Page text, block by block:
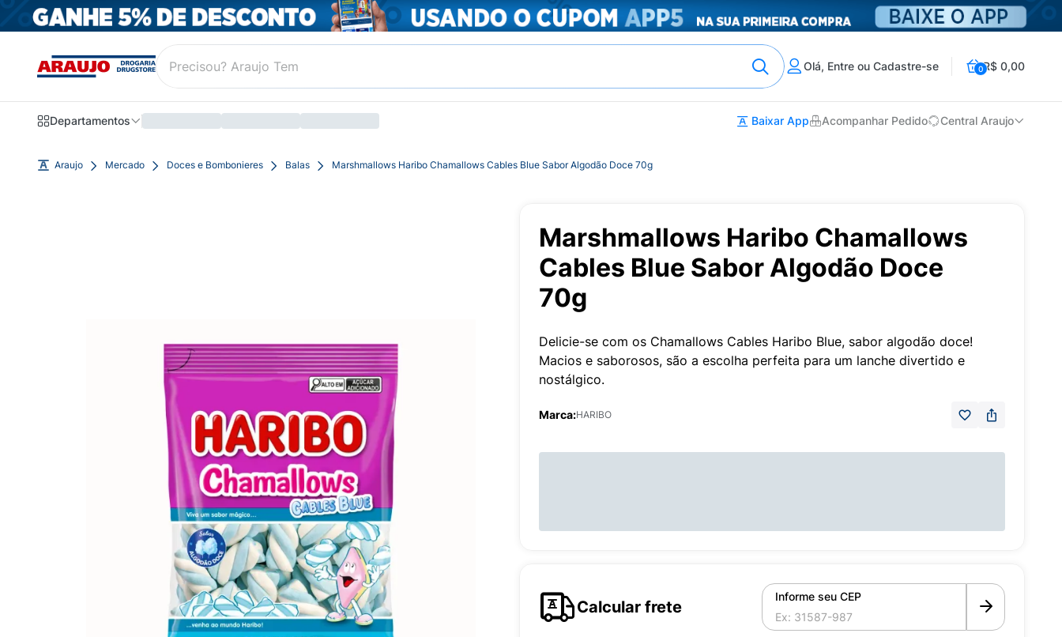
Olá, Entre ou Cadastre-se 0R$ 0,00
Departamentos Baixar App Acompanhar Pedido Central Araujo
Araujo Mercado Doces e Bombonieres Balas Marshmallows Haribo Chamallows Cables Blue Sabor Algodão Doce 70g
Marshmallows Haribo Chamallows
Cables Blue Sabor Algodão Doce
70g
Delicie-se com os Chamallows Cables Haribo Blue, sabor algodão doce!
Macios e saborosos, são a escolha perfeita para um lanche divertido e
nostálgico.
Marca:HARIBO
Calcular frete
Informe seu CEP